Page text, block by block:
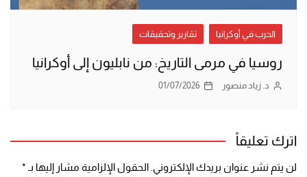
الحرب في أوكرانيا تقارير وتحقيقات
روسيا في مرمى التاريخ: من نابليون إلى أوكرانيا
د. زياد منصور 01/07/2026
اترك تعليقاً
لن يتم نشر عنوان بريدك الإلكتروني. الحقول الإلزامية مشار إليها بـ *